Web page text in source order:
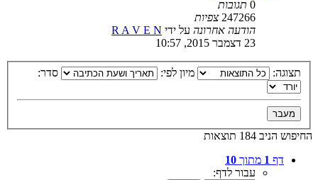
0 תגובות
247266 צפיות
הודעה אחרונה על ידי R A V E N
23 דצמבר 2015, 10:57
תצוגה: מיון לפי: סדר:
החיפוש הניב 184 תוצאות
דף 1 מתוך 10
עבור לדף: